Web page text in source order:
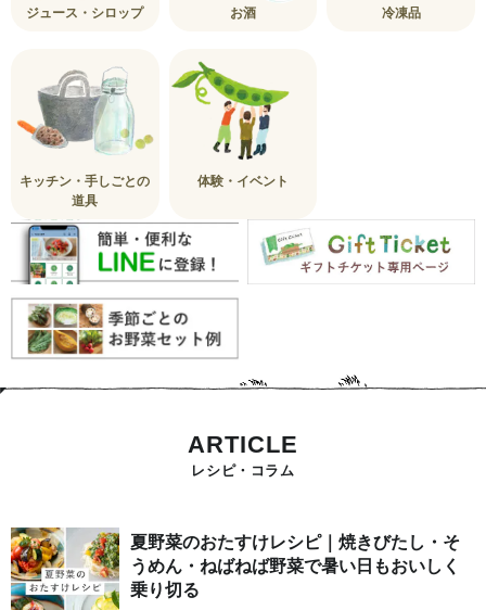
ジュース・シロップ お酒 冷凍品
キッチン・手しごとの
道具
体験・イベント
ARTICLE
レシピ・コラム
夏野菜のおたすけレシピ｜焼きびたし・そ
うめん・ねばねば野菜で暑い日もおいしく
乗り切る